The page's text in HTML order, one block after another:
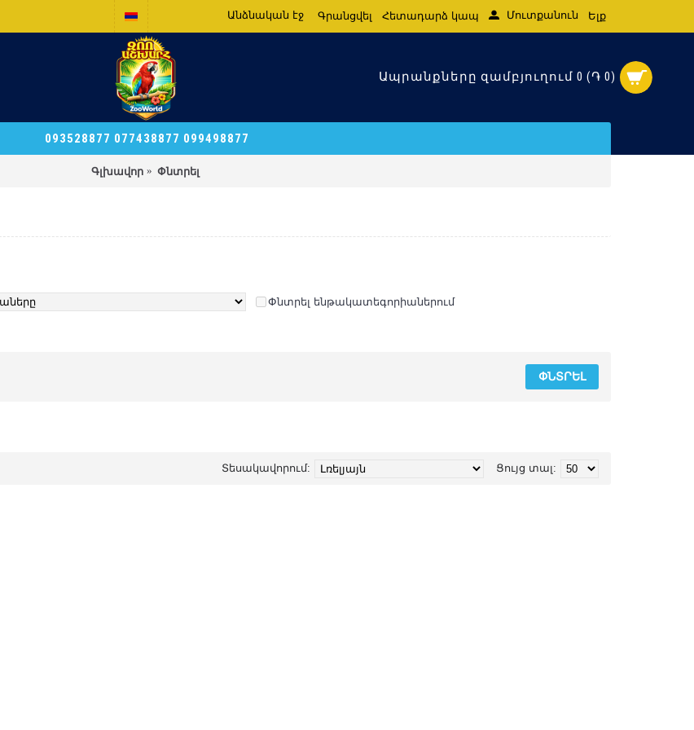
Անձնական էջ Գրանցվել Հետադարձ կապ Մուտքանուն Ելք
Ապրանքները զամբյուղում 0 (֏ 0)
093528877 077438877 099498877
Գլխավոր Փնտրել
Փնտրել ենթակատեգորիաներում
Ցույց տալ:
Տեսակավորում: